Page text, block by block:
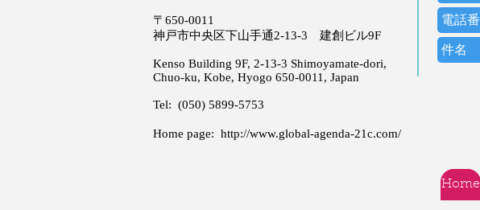
〒650-0011
神戸市中央区下山手通2-13-3 建創ビル9F
Kenso Building 9F, 2-13-3 Shimoyamate-dori,
Chuo-ku, Kobe, Hyogo 650-0011, Japan
Tel: (050) 5899-5753
Home page: http://www.global-agenda-21c.com/
Home